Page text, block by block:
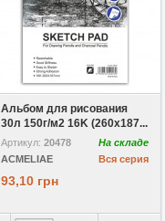
В избранное Сравнить
Альбом для рисования
30л 150г/м2 16K (260x187...
Артикул: 20478
На складе
Вся серия
ACMELIAE
93,10 грн